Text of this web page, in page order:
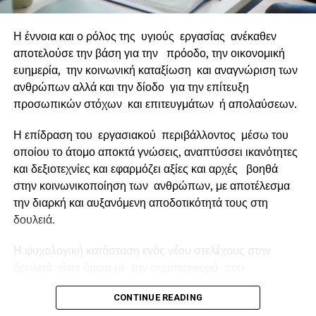
NEOPOLIS, STARTUP.GR, STARTUPPER, EMEA.GR,
BUSINESS NEWS.GR, TOURMARKET, SIGMA MEDIA
GROUP, GREEK HOTELIER NEWS, TOURISM TODAY.GR,
ECOZEN.GR, VWOMAN, PINK.GR, IΠΟΡΤΑ, FLOW
MAGAZINE, THAT’S LIFE, HELLENIC MEDIA GROUP,
CSRNEWS.GR, LET IT BE.GR, EXPOS GREECE,
SETTLE.GR, STENTORAS.GR
Για περισσότερες πληροφορίες, παρακαλώ,
επικοινωνήστε:
Μαίρη Κατσαπρίνη, Marketing Director, skywalker.gr,
Αυτό το Σαββατοκύριακο η ECDM Expo NORTH 2023
Η έννοια και ο ρόλος της υγιούς εργασίας ανέκαθεν
αποτελούσε την βάση για την πρόοδο, την οικονομική
ευημερία, την κοινωνική καταξίωση και αναγνώριση των
ανθρώπων αλλά και την δίοδο για την επίτευξη
προσωπικών στόχων και επιτευγμάτων ή απολαύσεων.
Η επίδραση του εργασιακού περιβάλλοντος μέσω του
οποίου το άτομο αποκτά γνώσεις, αναπτύσσει ικανότητες
και δεξιοτεχνίες και εφαρμόζει αξίες και αρχές βοηθά
στην κοινωνικοποίηση των ανθρώπων, με αποτέλεσμα
την διαρκή και αυξανόμενη αποδοτικότητά τους στη
δουλειά.
Η ψυχολογική κατάσταση ενός νέου στελέχους στην
παρουσιάζει κάποιος που αργοπορεί σε μια κοινωνική
CONTINUE READING